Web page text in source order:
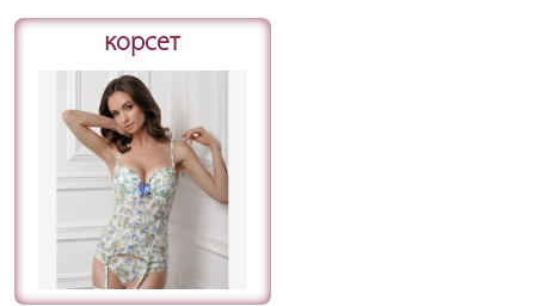
корсет